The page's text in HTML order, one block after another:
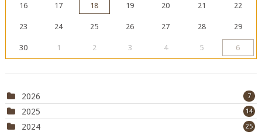
16 17 18 19 20 21 22
23 24 25 26 27 28 29
30 1 2 3 4 5 6
2026 7
2025 14
2024 25